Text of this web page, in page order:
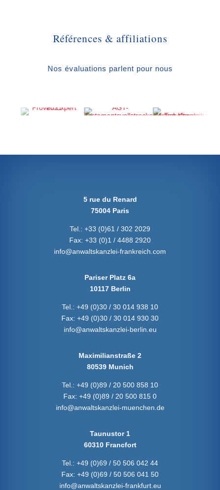
Références & affiliations
Nos évaluations parlent pour nous
5 rue du Renard
75004 Paris
Tel.: +33 (0)61 / 302 2029
Fax: +33 (0)1 / 4488 2920
info@anwaltskanzlei-frankreich.com
Pariser Platz 6a
10117 Berlin
Tel.: +49 (0)30 / 30 014 938 10
Fax: +49 (0)30 / 30 014 930 30
info@anwaltskanzlei-berlin.eu
Maximilianstraße 2
80539 Munich
Tel.: +49 (0)89 / 20 500 858 10
Fax: +49 (0)89 / 20 500 815 0
info@anwaltskanzlei-muenchen.de
Taunustor 1
60310 Francfort
Tel.: +49 (0)69 / 50 506 042 44
Fax: +49 (0)69 / 50 506 041 50
info@anwaltskanzlei-frankfurt.eu